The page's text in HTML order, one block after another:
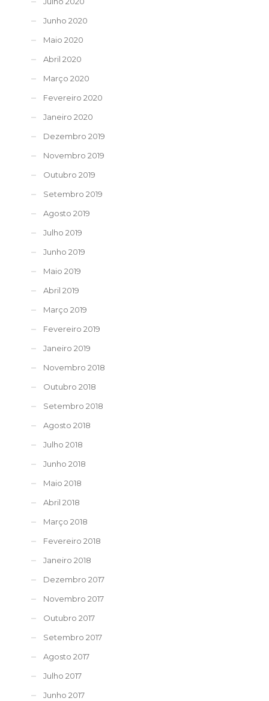
Junho 2020
Maio 2020
Abril 2020
Março 2020
Fevereiro 2020
Janeiro 2020
Dezembro 2019
Novembro 2019
Outubro 2019
Setembro 2019
Agosto 2019
Julho 2019
Junho 2019
Maio 2019
Abril 2019
Março 2019
Fevereiro 2019
Janeiro 2019
Novembro 2018
Outubro 2018
Setembro 2018
Agosto 2018
Julho 2018
Junho 2018
Maio 2018
Abril 2018
Março 2018
Fevereiro 2018
Janeiro 2018
Dezembro 2017
Novembro 2017
Outubro 2017
Setembro 2017
Agosto 2017
Julho 2017
Junho 2017